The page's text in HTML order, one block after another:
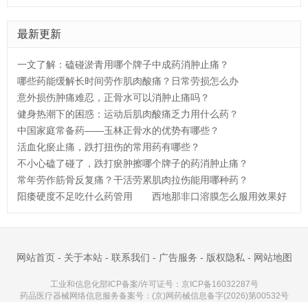
最新更新
一文了解：磕碰淤青用哪个牌子中成药消肿止痛？
哪些药能缓解长时间劳作肌肉酸痛？日常劳损怎么办
意外损伤肿痛难忍，正骨水可以消肿止痛吗？
健身热潮下的困惑：运动后肌肉酸痛乏力用什么药？
中国家庭常备药——玉林正骨水的优势有哪些？
活血化瘀止痛，跌打扭伤的常用药有哪些？
不小心磕了碰了，跌打瘀肿擦哪个牌子的药消肿止痛？
常年劳作筋骨反复痛？干活劳累肌肉拉伤能用哪种药？
阳痿硬度不足吃什么药管用
西地那非口溶膜怎么服用效果好
网站首页- 关于本站- 联系我们 - 广告服务 - 版权隐私 - 网站地图
工业和信息化部ICP备案/许可证号： 京ICP备16032287号
药品医疗器械网络信息服务备案号：(京)网药械信息备字(2026)第00532号